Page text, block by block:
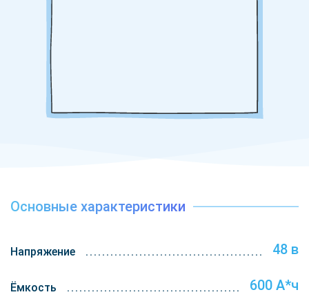
Основные характеристики
Напряжение 48 в
Ёмкость 600 А*ч